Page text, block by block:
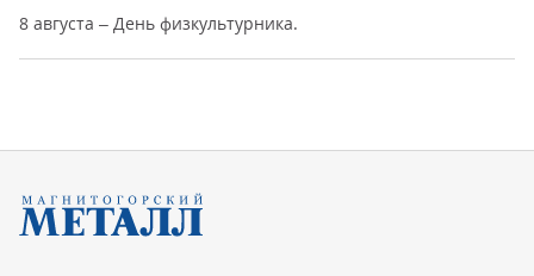
8 августа – День физкультурника.